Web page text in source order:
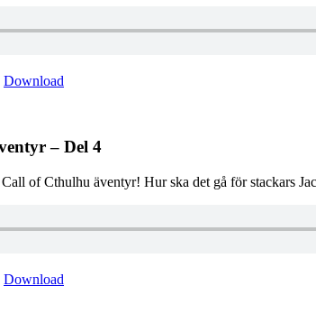
Download
– Del 4
of Cthulhu äventyr! Hur ska det gå för stackars
Download